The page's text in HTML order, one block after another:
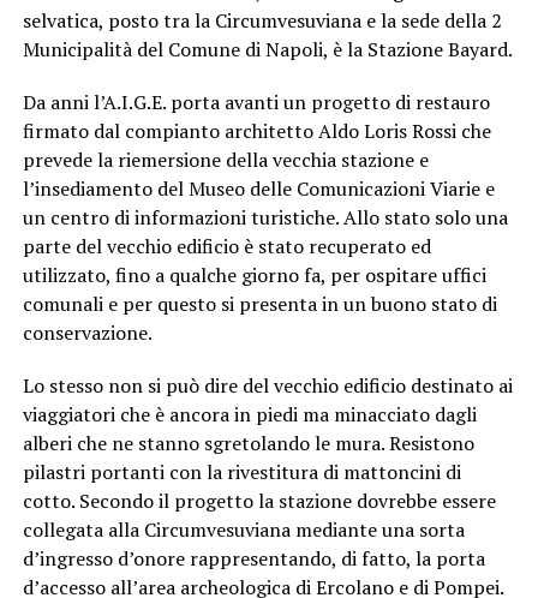
selvatica, posto tra la Circumvesuviana e la sede della 2
Municipalità del Comune di Napoli, è la Stazione Bayard.
Da anni l’A.I.G.E. porta avanti un progetto di restauro
firmato dal compianto architetto Aldo Loris Rossi che
prevede la riemersione della vecchia stazione e
l’insediamento del Museo delle Comunicazioni Viarie e
un centro di informazioni turistiche. Allo stato solo una
parte del vecchio edificio è stato recuperato ed
utilizzato, fino a qualche giorno fa, per ospitare uffici
comunali e per questo si presenta in un buono stato di
conservazione.
Lo stesso non si può dire del vecchio edificio destinato ai
viaggiatori che è ancora in piedi ma minacciato dagli
alberi che ne stanno sgretolando le mura. Resistono
pilastri portanti con la rivestitura di mattoncini di
cotto. Secondo il progetto la stazione dovrebbe essere
collegata alla Circumvesuviana mediante una sorta
d’ingresso d’onore rappresentando, di fatto, la porta
d’accesso all’area archeologica di Ercolano e di Pompei.